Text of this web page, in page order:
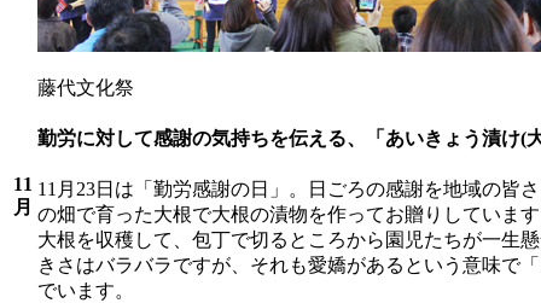
11
月
藤代文化祭
勤労に対して感謝の気持ちを伝える、「 あいきょう漬け(
11月23日は「勤労感謝の日」。日ごろの感謝を地域の皆
の畑で育った大根で大根の漬物を作ってお贈りしていま
大根を収穫して、包丁で切るところから園児たちが一生
きさはバラバラですが、それも愛嬌があるという意味で
でいます。